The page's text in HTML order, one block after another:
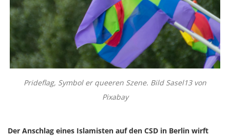
Prideflag, Symbol er queeren Szene. Bild Sasel13 von
Pixabay
Der Anschlag eines Islamisten auf den CSD in Berlin wirft